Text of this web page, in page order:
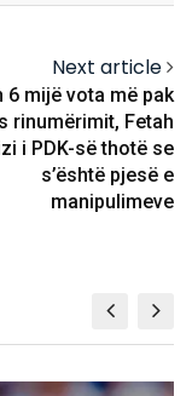
Next article
6 mijë vota më pak
rinumërimit, Fetah
i PDK-së thotë se
s’është pjesë e
manipulimeve